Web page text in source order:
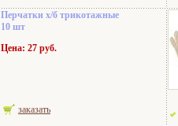
Перчатки х/б трикотажные
10 шт
Цена: 27 руб.
заказать